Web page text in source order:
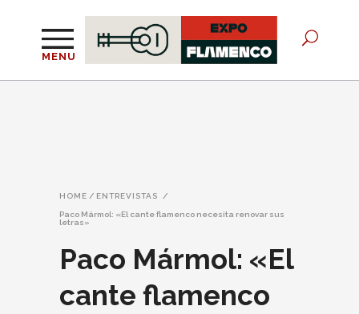
MENU
HOME / ENTREVISTAS /
Paco Mármol: «El cante flamenco necesita renovar sus
letras»
Paco Mármol: «El
cante flamenco